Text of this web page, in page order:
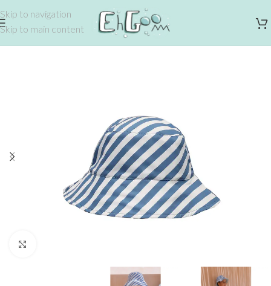
Skip to navigation
Skip to main content